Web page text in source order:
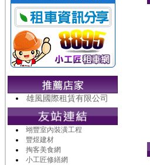
雄風國際租賃有限公司
翊豐室內裝潢工程
豐煜建材
掏客美食網
小工匠修繕網